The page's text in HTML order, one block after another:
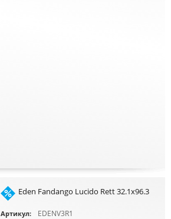
Eden Fandango Lucido Rett 32.1x96.3
Артикул: EDENV3R1